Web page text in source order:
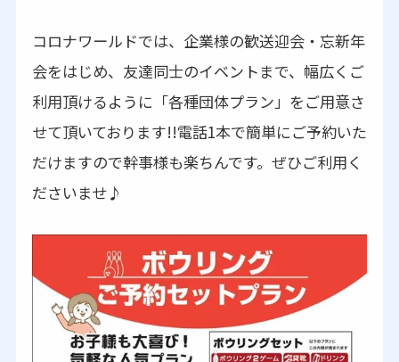
コロナワールドでは、企業様の歓送迎会・忘新年
会をはじめ、友達同士のイベントまで、幅広くご
利用頂けるように「各種団体プラン」をご用意さ
せて頂いております!!電話1本で簡単にご予約いた
だけますので幹事様も楽ちんです。ぜひご利用く
ださいませ♪